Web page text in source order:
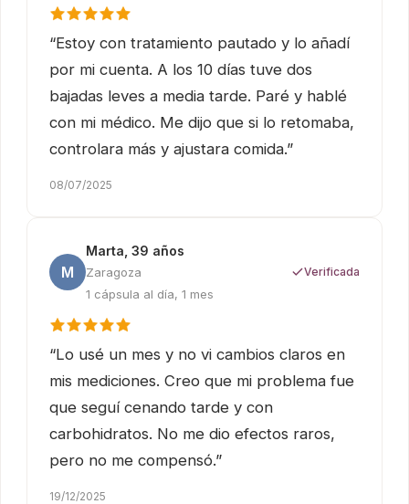
“Estoy con tratamiento pautado y lo añadí
por mi cuenta. A los 10 días tuve dos
bajadas leves a media tarde. Paré y hablé
con mi médico. Me dijo que si lo retomaba,
controlara más y ajustara comida.”
08/07/2025
M
Marta, 39 años
Zaragoza
1 cápsula al día, 1 mes
Verificada
“Lo usé un mes y no vi cambios claros en
mis mediciones. Creo que mi problema fue
que seguí cenando tarde y con
carbohidratos. No me dio efectos raros,
pero no me compensó.”
19/12/2025